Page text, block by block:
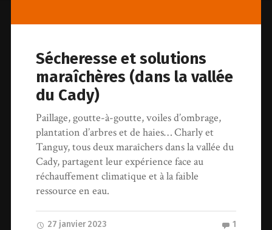
Sécheresse et solutions
maraîchères (dans la vallée
du Cady)
Paillage, goutte-à-goutte, voiles d’ombrage,
plantation d’arbres et de haies… Charly et
Tanguy, tous deux maraîchers dans la vallée du
Cady, partagent leur expérience face au
réchauffement climatique et à la faible
ressource en eau.
27 janvier 2023 1